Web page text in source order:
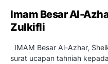
Imam Besar Al-
Zulkifli
IMAM Besar Al-Azhar,
surat ucapan tahniah